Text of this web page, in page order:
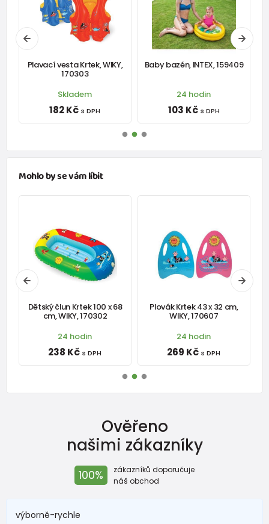
Plavací vesta Krtek, WIKY,
170303
Skladem
182 Kč s DPH
Baby bazén, INTEX, 159409
24 hodin
103 Kč s DPH
Mohlo by se vám líbit
Dětský člun Krtek 100 x 68
cm, WIKY, 170302
24 hodin
238 Kč s DPH
Plovák Krtek 43 x 32 cm,
WIKY, 170607
24 hodin
269 Kč s DPH
Ověřeno
našimi zákazníky
100%
zákazníků doporučuje
náš obchod
výborně-rychle